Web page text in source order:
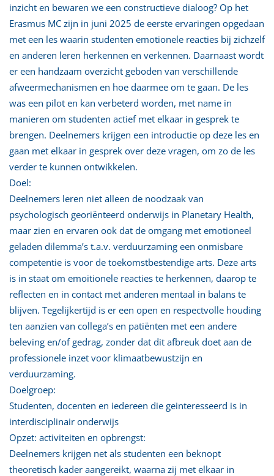
inzicht en bewaren we een constructieve dialoog? Op het
Erasmus MC zijn in juni 2025 de eerste ervaringen opgedaan
met een les waarin studenten emotionele reacties bij zichzelf
en anderen leren herkennen en verkennen. Daarnaast wordt
er een handzaam overzicht geboden van verschillende
afweermechanismen en hoe daarmee om te gaan. De les
was een pilot en kan verbeterd worden, met name in
manieren om studenten actief met elkaar in gesprek te
brengen. Deelnemers krijgen een introductie op deze les en
gaan met elkaar in gesprek over deze vragen, om zo de les
verder te kunnen ontwikkelen.
Doel:
Deelnemers leren niet alleen de noodzaak van
psychologisch georiënteerd onderwijs in Planetary Health,
maar zien en ervaren ook dat de omgang met emotioneel
geladen dilemma’s t.a.v. verduurzaming een onmisbare
competentie is voor de toekomstbestendige arts. Deze arts
is in staat om emoitionele reacties te herkennen, daarop te
reflecten en in contact met anderen mentaal in balans te
blijven. Tegelijkertijd is er een open en respectvolle houding
ten aanzien van collega’s en patiënten met een andere
beleving en/of gedrag, zonder dat dit afbreuk doet aan de
professionele inzet voor klimaatbewustzijn en
verduurzaming.
Doelgroep:
Studenten, docenten en iedereen die geinteresseerd is in
interdisciplinair onderwijs
Opzet: activiteiten en opbrengst:
Deelnemers krijgen net als studenten een beknopt
theoretisch kader aangereikt, waarna zij met elkaar in